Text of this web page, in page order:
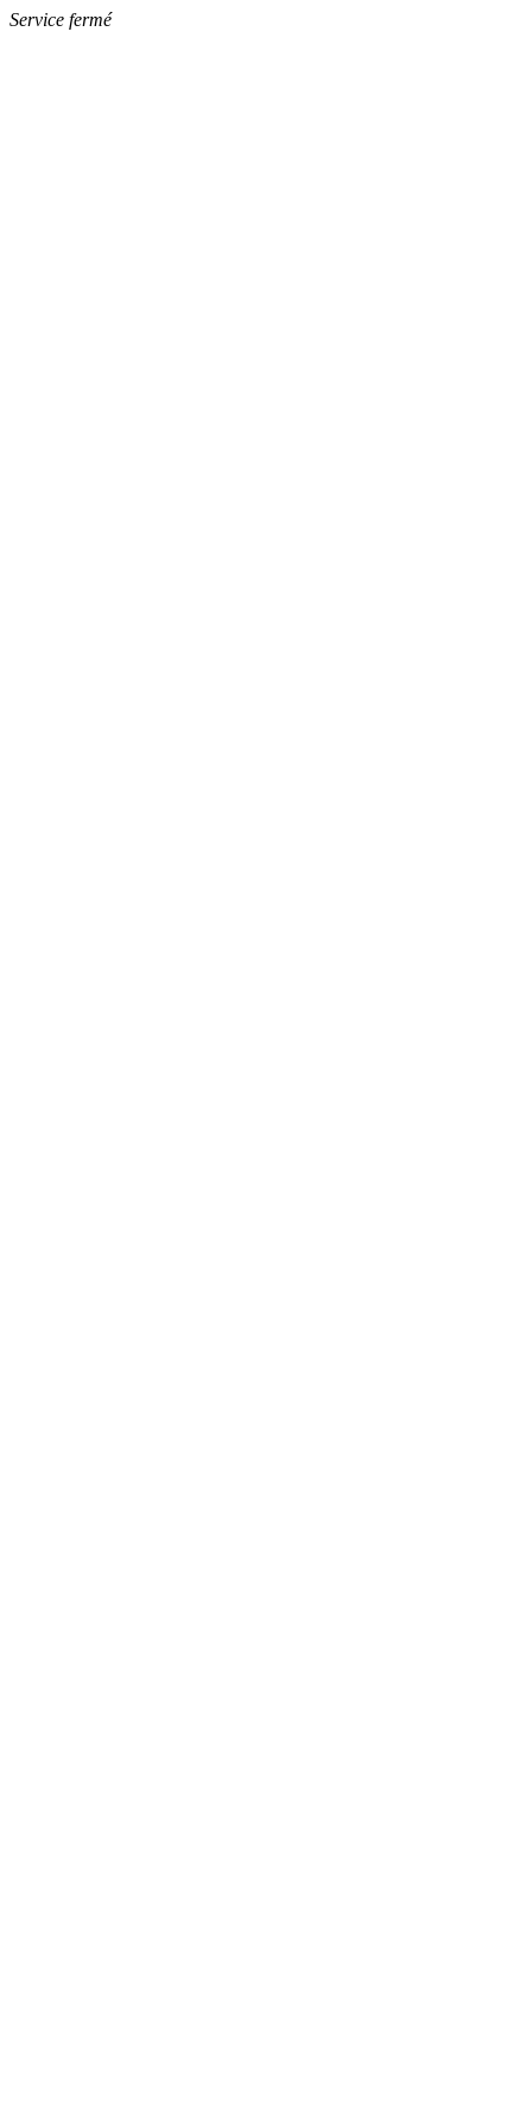
Service fermé